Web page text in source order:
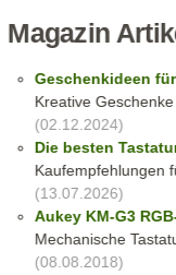
Magazin
Geschenkideen
Kreative
(02.12.2024)
Die besten
Kaufempfehlungen
(13.07.2026)
Aukey KM-G3
Mechanische
(08.08.2018)